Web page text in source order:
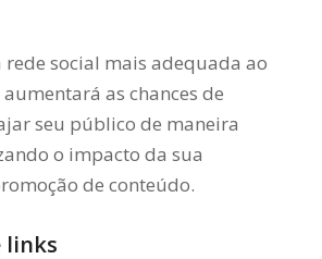
social mais adequada ao
as chances de
seu público de maneira
o impacto da sua
de conteúdo.
links